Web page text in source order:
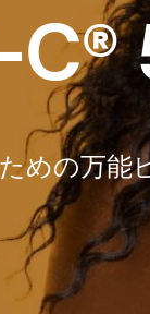
めの万能